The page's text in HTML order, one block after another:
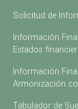
Solicitud de
Información
Estados
Información
Armonización
Tabulador de